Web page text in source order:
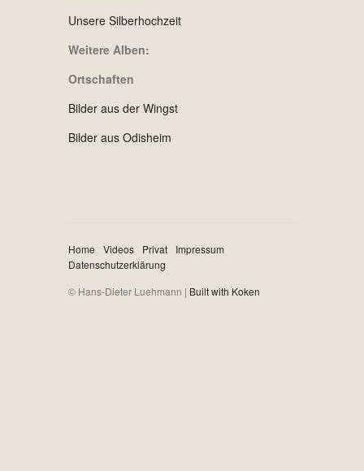
Unsere Silberhochzeit
Weitere Alben:
Ortschaften
Bilder aus der Wingst
Bilder aus Odisheim
Home Videos Privat
Impressum
Datenschutzerklärung
© Hans-Dieter Luehmann | Built with Koken